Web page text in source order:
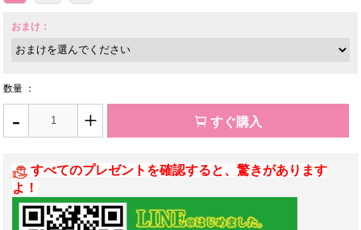
おまけ：
数量 ：
- + すぐ購入
すべてのプレゼントを確認すると、驚きがあります
よ！